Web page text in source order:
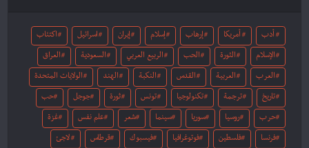
أدب أمريكا إرهاب إسلام إيران اسرائيل اكتئاب
الإسلام الثورة الحب الربيع العربي السعودية العراق
العرب العربية القدس النكبة الهند الولايات المتحدة
تاريخ ترجمة تكنولوجيا تونس ثورة جوجل حب
حرب روسيا سوريا سينما شعر علم نفس غزة
فرنسا فلسطين فوتوغرافيا فيسبوك قرطاس لاجئ